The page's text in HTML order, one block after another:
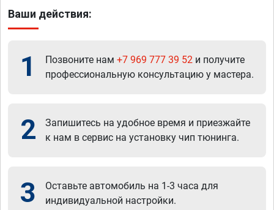
Ваши действия:
1 Позвоните нам +7 969 777 39 52 и получите
профессиональную консультацию у мастера.
2
Запишитесь на удобное время и приезжайте
к нам в сервис на установку чип тюнинга.
3
Оставьте автомобиль на 1-3 часа для
индивидуальной настройки.